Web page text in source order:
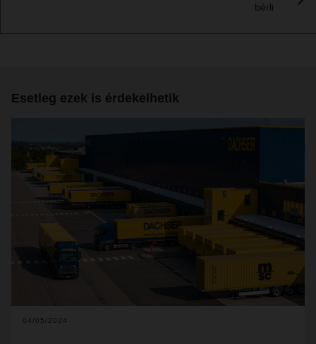
bérli
Esetleg ezek is érdekelhetik
04/05/2024